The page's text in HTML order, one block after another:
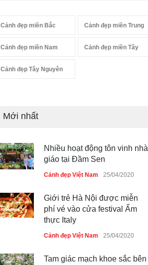
Cảnh đẹp miền Bắc Cảnh đẹp miền Trung
Cảnh đẹp miền Nam Cảnh đẹp miền Tây
Cảnh đẹp Tây Nguyên
Mới nhất
Nhiều hoạt động tôn vinh nhà
giáo tại Đầm Sen
Cảnh đẹp Việt Nam 25/04/2020
Giới trẻ Hà Nội được miễn
phí vé vào cửa festival Ẩm
thực Italy
Cảnh đẹp Việt Nam 25/04/2020
Tam giác mạch khoe sắc bên